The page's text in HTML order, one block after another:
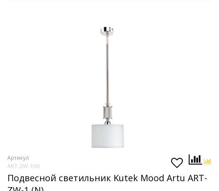
Артикул
ART-ZW-1(N)
Подвесной светильник Kutek Mood Artu ART-